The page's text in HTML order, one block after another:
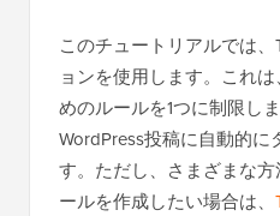
このチュートリアルでは
ョンを使用します。これ
めのルールを1つに制限し
WordPress投稿に自動的
す。ただし、さまざまな
ールを作成したい場合は、